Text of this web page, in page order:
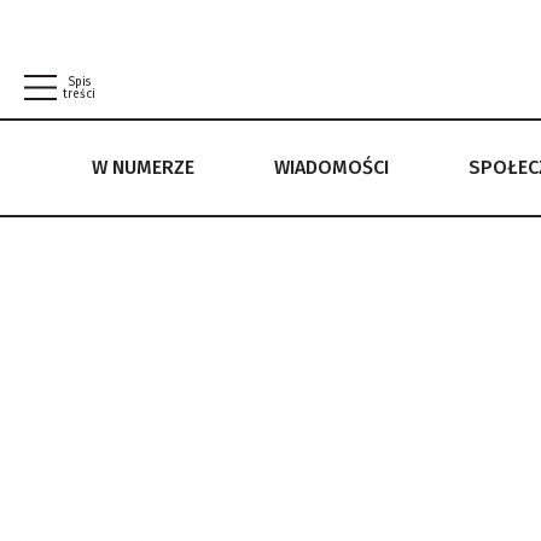
Spis
treści
W NUMERZE WIADOMOŚCI
W NUMERZE WIADOMOŚCI SPOŁECZEŃSTWO